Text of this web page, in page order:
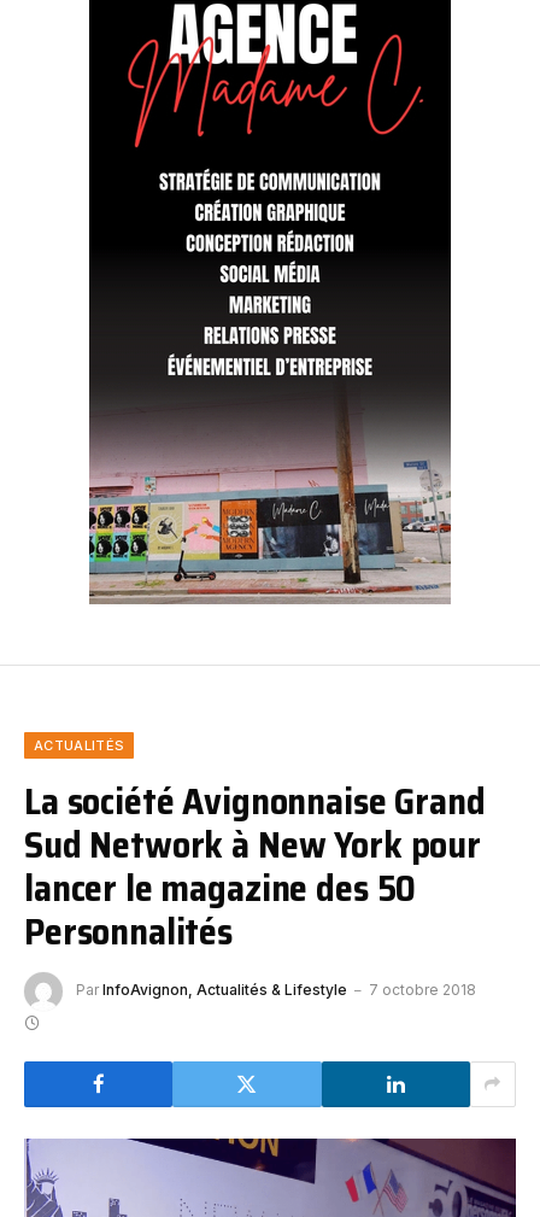
ACTUALITÉS
La société Avignonnaise Grand
Sud Network à New York pour
lancer le magazine des 50
Personnalités
Par InfoAvignon, Actualités & Lifestyle 7 octobre 2018